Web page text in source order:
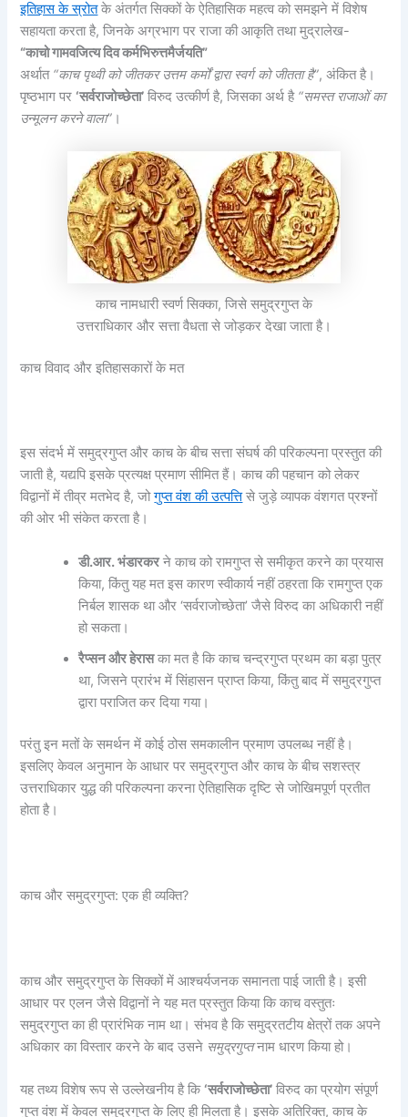
इतिहास के स्रोतके अंतर्गत सिक्कों के ऐतिहासिक महत्व को समझने में विशेष
सहायता करता है, जिनके अग्रभाग पर राजा की आकृति तथा मुद्रालेख-
“काचो गामवजित्य दिव कर्मभिरुत्तमैर्जयति”
अर्थात “काच पृथ्वी को जीतकर उत्तम कर्मों द्वारा स्वर्ग को जीतता है”, अंकित है।
पृष्ठभाग पर ‘सर्वराजोच्छेता’ विरुद उत्कीर्ण है, जिसका अर्थ है “समस्त राजाओं का
उन्मूलन करने वाला” ।
काच नामधारी स्वर्ण सिक्का, जिसे समुद्रगुप्त के
उत्तराधिकार और सत्ता वैधता से जोड़कर देखा जाता है।
काच विवाद और इतिहासकारों के मत
इस संदर्भ में समुद्रगुप्त और काच के बीच सत्ता संघर्ष की परिकल्पना प्रस्तुत की
जाती है, यद्यपि इसके प्रत्यक्ष प्रमाण सीमित हैं। काच की पहचान को लेकर
विद्वानों में तीव्र मतभेद है, जोगुप्त वंश की उत्पत्तिसे जुड़े व्यापक वंशगत प्रश्नों
की ओर भी संकेत करता है।
डी.आर. भंडारकरने काच को रामगुप्त से समीकृत करने का प्रयास
किया, किंतु यह मत इस कारण स्वीकार्य नहीं ठहरता कि रामगुप्त एक
निर्बल शासक था और ‘सर्वराजोच्छेता’ जैसे विरुद का अधिकारी नहीं
हो सकता।
रैप्सन और हेरासका मत है कि काच चन्द्रगुप्त प्रथम का बड़ा पुत्र
था, जिसने प्रारंभ में सिंहासन प्राप्त किया, किंतु बाद में समुद्रगुप्त
द्वारा पराजित कर दिया गया।
परंतु इन मतों के समर्थन में कोई ठोस समकालीन प्रमाण उपलब्ध नहीं है।
इसलिए केवल अनुमान के आधार पर समुद्रगुप्त और काच के बीच सशस्त्र
उत्तराधिकार युद्ध की परिकल्पना करना ऐतिहासिक दृष्टि से जोखिमपूर्ण प्रतीत
होता है।
काच और समुद्रगुप्त: एक ही व्यक्ति?
काच और समुद्रगुप्त के सिक्कों में आश्चर्यजनक समानता पाई जाती है। इसी
आधार पर एलन जैसे विद्वानों ने यह मत प्रस्तुत किया कि काच वस्तुतः
समुद्रगुप्त का ही प्रारंभिक नाम था। संभव है कि समुद्रतटीय क्षेत्रों तक अपने
अधिकार का विस्तार करने के बाद उसने समुद्रगुप्तनाम धारण किया हो।
यह तथ्य विशेष रूप से उल्लेखनीय है कि ‘सर्वराजोच्छेता’ विरुद का प्रयोग संपूर्ण
गुप्त वंश में केवल समुद्रगुप्त के लिए ही मिलता है। इसके अतिरिक्त, काच के